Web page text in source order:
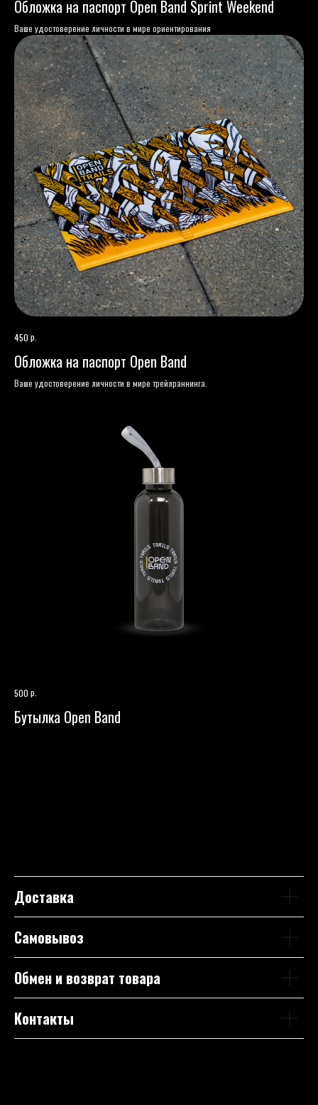
Обложка на паспорт Open Band Sprint Weekend
Ваше удостоверение личности в мире ориентирования
450 р.
Обложка на паспорт Open Band
Ваше удостоверение личности в мире трейлраннинга.
500 р.
Бутылка Open Band
Доставка
Самовывоз
Обмен и возврат товара
Контакты